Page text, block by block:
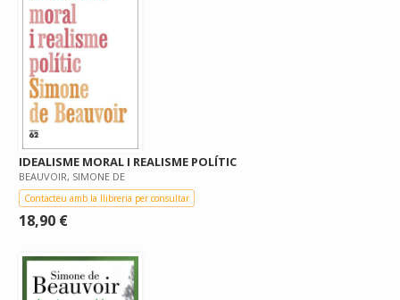
IDEALISME MORAL I REALISME POLÍTIC
BEAUVOIR, SIMONE DE
Contacteu amb la llibreria per consultar
18,90 €